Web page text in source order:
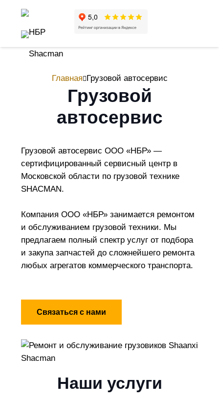
Главная Грузовой автосервис
Грузовой
автосервис
Грузовой автосервис ООО «НБР» —
сертифицированный сервисный центр в
Московской области по грузовой технике
SHACMAN.
Компания ООО «НБР» занимается ремонтом
и обслуживанием грузовой техники. Мы
предлагаем полный спектр услуг от подбора
и закупа запчастей до сложнейшего ремонта
любых агрегатов коммерческого транспорта.
Связаться с нами
Наши услуги